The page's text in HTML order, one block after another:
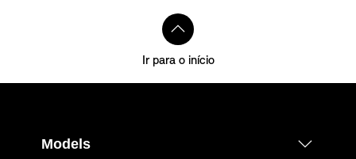
Ir para o início
Models